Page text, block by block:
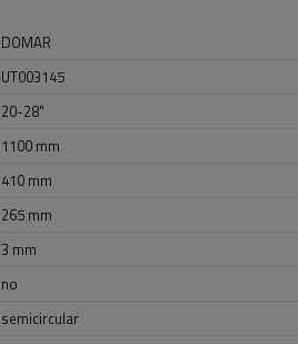
DOMAR
UT003145
20-28"
1100 mm
410 mm
265 mm
3 mm
no
semicircular